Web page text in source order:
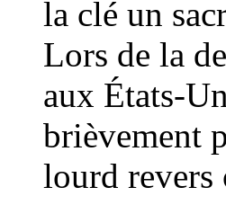
la clé un
Lors de la
aux États-
brièvement
lourd revers